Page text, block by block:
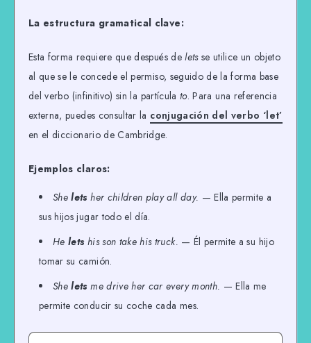
La estructura gramatical clave:
Esta forma requiere que después deletsse utilice un objeto
al que se le concede el permiso, seguido de la forma base
del verbo (infinitivo) sin la partículato. Para una referencia
externa, puedes consultar la conjugación del verbo ‘let’
en el diccionario de Cambridge.
Ejemplos claros:
Sheletsher children play all day. — Ella permite a
sus hijos jugar todo el día.
Heletshis son take his truck. — Él permite a su hijo
tomar su camión.
Sheletsme drive her car every month. — Ella me
permite conducir su coche cada mes.